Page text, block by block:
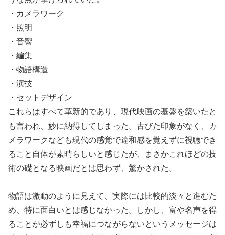
・カメラワーク
・照明
・音響
・編集
・物語構造
・演技
・セットデザイン
これらはすべて革新的であり、現代映画の基盤を築いたと
も言われ、妙に納得してしまった。古びた印象がなく、カ
メラワークなども現代の感覚で違和感を覚えずに視聴でき
ること自体が素晴らしいと感じたが、まさかこれほどの技
術の礎となる映画だとは思わず、驚かされた。
物語は激動のように見えて、実際には比較的淡々と進むた
め、特に面白いとは感じなかった。しかし、富や名声を得
ることが必ずしも幸福につながらないというメッセージは